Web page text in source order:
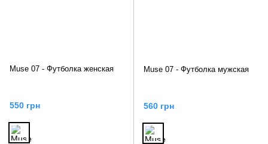
Muse 07 - Футболка женская
550 грн
Muse 07 - Футболка мужская
560 грн